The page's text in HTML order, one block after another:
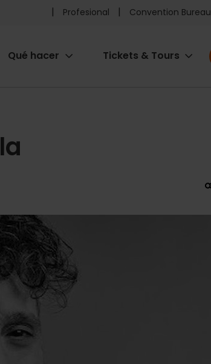
Pre
header
Profesional Convention Bureau
Qué hacer Tickets & Tours